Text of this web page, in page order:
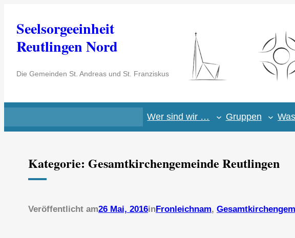
Inhalt
springen
Seelsorgeeinheit
Reutlingen Nord
Die Gemeinden St. Andreas und St. Franziskus
Wer sind wir … Gruppen
Kategorie: Gesamtkirchengemeinde Reutlingen
Veröffentlicht am26 Mai, 2016inFronleichnam,